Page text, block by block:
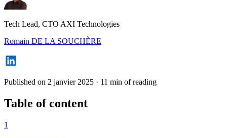
Tech Lead, CTO AXI Technologies
Romain DE LA SOUCHÈRE
Published on 2 janvier 2025 · 11 min of reading
Table of content
1